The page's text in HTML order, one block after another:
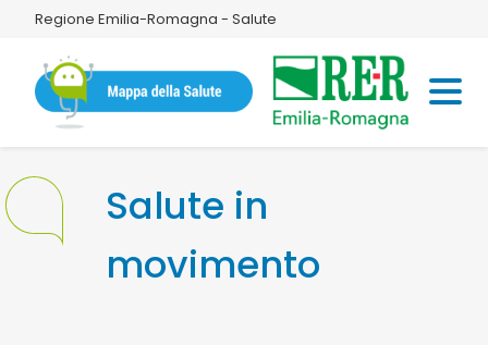
Regione Emilia-Romagna - Salute
Salute in
movimento